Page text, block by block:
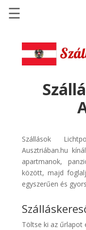
Szállások
Szállásinfo.eu
Repülőjegy
Discover
Cars
Transzfer
Kiwi
Taxi
☰
Szállások
Ausztriában.hu
apartmanok,
között, majd
egyszerűen és
Töltse ki az űrlapot